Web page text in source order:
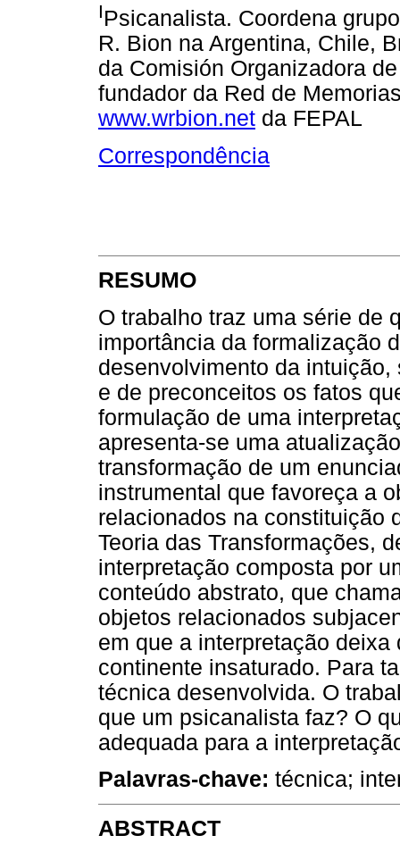
IPsicanalista. Coordena
R. Bion na Argentina, Chile,
da Comisión Organizadora
fundador da Red de
www.wrbion.net da FEPAL
Correspondência
RESUMO
O trabalho traz uma série de
importância da formalização
desenvolvimento da
e de preconceitos os fatos
formulação de uma
apresenta-se uma
transformação de um
instrumental que favoreça a
relacionados na constituição
Teoria das Transformações,
interpretação composta por
conteúdo abstrato, que
objetos relacionados
em que a interpretação
continente insaturado. Para
técnica desenvolvida. O
que um psicanalista faz? O
adequada para a
Palavras-chave: técnica;
ABSTRACT